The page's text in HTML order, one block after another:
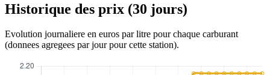
Historique des prix (30 jours)
Evolution journaliere en euros par litre pour chaque carburant
(donnees agregees par jour pour cette station).